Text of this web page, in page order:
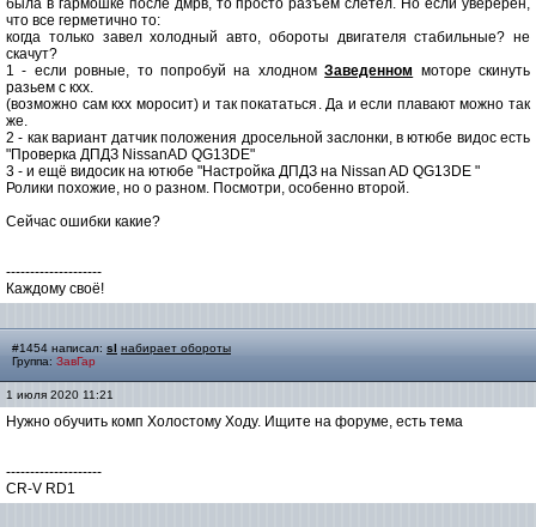
была в гармошке после дмрв, то просто разъём слетел. Но если уверерен,
что все герметично то:
когда только завел холодный авто, обороты двигателя стабильные? не
скачут?
1 - если ровные, то попробуй на хлодномЗаведенном моторе скинуть
разьем с кхх.
(возможно сам кхх моросит) и так покататься. Да и если плавают можно так
же.
2 - как вариант датчик положения дросельной заслонки, в ютюбе видос есть
"Проверка ДПДЗ NissanAD QG13DE"
3 - и ещё видосик на ютюбе "Настройка ДПДЗ на Nissan AD QG13DE "
Ролики похожие, но о разном. Посмотри, особенно второй.
Сейчас ошибки какие?
--------------------
Каждому своё!
#1454 написал: sl набирает обороты
Группа: ЗавГар
1 июля 2020 11:21
Нужно обучить комп Холостому Ходу. Ищите на форуме, есть тема
--------------------
CR-V RD1